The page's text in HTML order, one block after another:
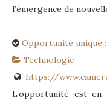
l’émergence de
Opportunité unique
Technologie
https://
L’opportunité est